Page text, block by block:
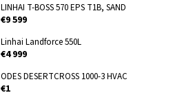
LINHAI T-BOSS 570 EPS T1B, SAND
€9 599
Linhai Landforce 550L
€4 999
ODES DESERTCROSS 1000-3 HVAC
€1